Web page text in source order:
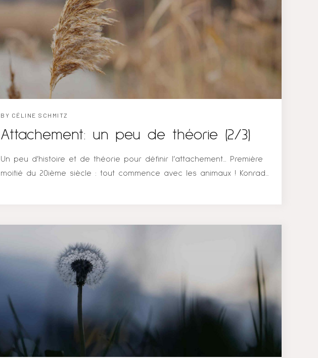
suis leur outil de réflexion. Autrement dit, c’est notre collaboration et
la thérapie qui amèneront un...
BY CÉLINE SCHMITZ
Attachement: un peu de théorie (2/3)
Un peu d’histoire et de théorie pour définir l’attachement… Première
moitié du 20ième siècle : tout commence avec les animaux ! Konrad
mères. Initialement, on pensait que le bébé, jusqu’à 3 ans, s’attachait
à sa mère uniquement par ce qu’elle le nourrissait, mais aussi qu’un
enfant n’avait besoin que de cela pour se développer correctement